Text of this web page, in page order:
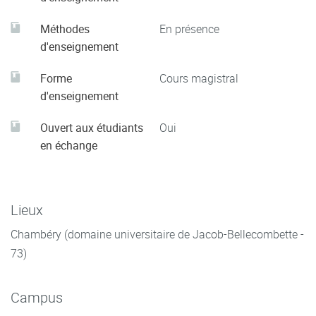
Méthodes
d'enseignement
En présence
Forme
d'enseignement
Cours magistral
Ouvert aux étudiants
en échange
Oui
Lieux
Chambéry (domaine universitaire de Jacob-Bellecombette -
73)
Campus